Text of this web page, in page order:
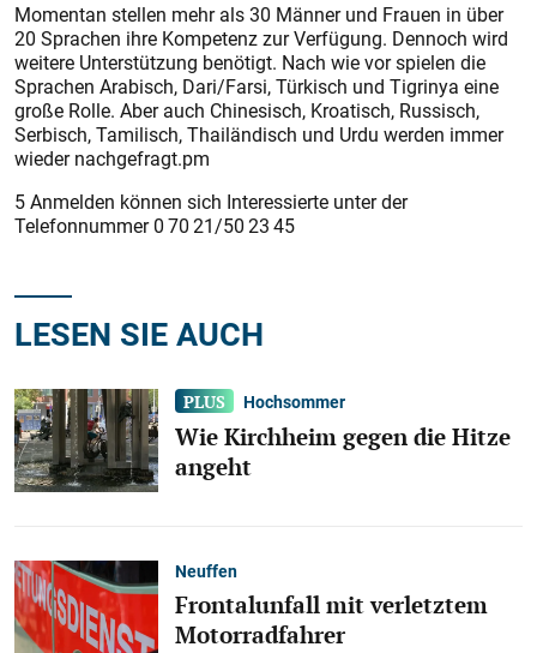
Momentan stellen mehr als 30 Männer und Frauen in über
20 Sprachen ihre Kompetenz zur Verfügung. Dennoch wird
weitere Unterstützung benötigt. Nach wie vor spielen die
Sprachen Arabisch, Dari/Farsi, Türkisch und Tigrinya eine
große Rolle. Aber auch Chinesisch, Kroatisch, Russisch,
Serbisch, Tamilisch, Thailändisch und Urdu werden immer
wieder nachgefragt.pm
5 Anmelden können sich Interessierte unter der
Telefonnummer 0 70 21/50 23 45
LESEN SIE AUCH
Hochsommer
Wie Kirchheim gegen die Hitze
angeht
Neuffen
Frontalunfall mit verletztem
Motorradfahrer